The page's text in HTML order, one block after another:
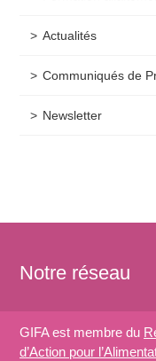
Actualités
Communiqués de
Newsletter
Notre réseau
GIFA est membre du
d’Action pour